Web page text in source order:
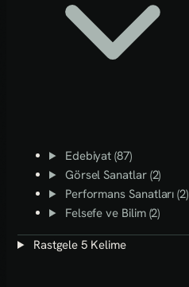
Edebiyat (87)
Görsel Sanatlar (2)
Performans Sanatları (2)
Felsefe ve Bilim (2)
Rastgele 5 Kelime